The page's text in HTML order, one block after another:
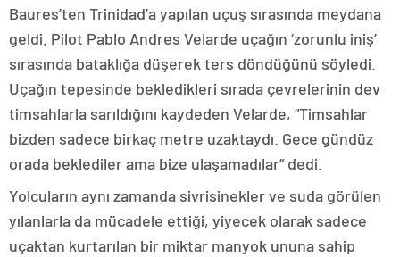
Baures’ten Trinidad’a yapılan uçuş sırasında meydana
geldi. Pilot Pablo Andres Velarde uçağın ‘zorunlu iniş’
sırasında bataklığa düşerek ters döndüğünü söyledi.
Uçağın tepesinde bekledikleri sırada çevrelerinin dev
timsahlarla sarıldığını kaydeden Velarde, “Timsahlar
bizden sadece birkaç metre uzaktaydı. Gece gündüz
orada beklediler ama bize ulaşamadılar” dedi.
Yolcuların aynı zamanda sivrisinekler ve suda görülen
yılanlarla da mücadele ettiği, yiyecek olarak sadece
uçaktan kurtarılan bir miktar manyok ununa sahip